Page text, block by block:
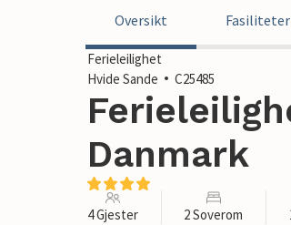
Oversikt Fasiliteter
Ferieleilighet
Hvide Sande
C25485
Danmark
4 Gjester 2 Soverom